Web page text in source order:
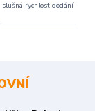
slušná rychlost dodání